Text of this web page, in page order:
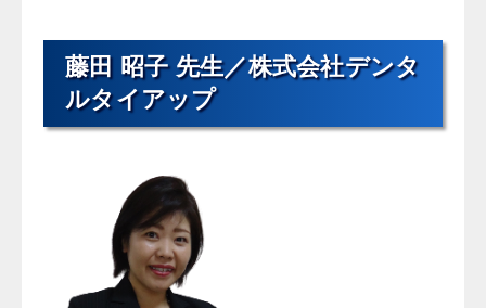
藤田 昭子 先生／株式会社デンタ
ルタイアップ